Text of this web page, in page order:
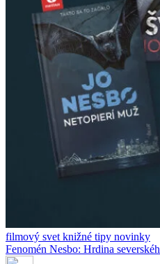
filmový svetknižné tipy novinky
Fenomén Nesbo: Hrdina